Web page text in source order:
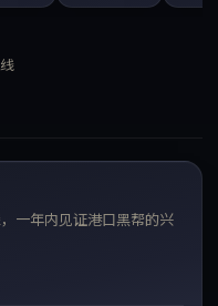
一年内见证港口黑帮的兴